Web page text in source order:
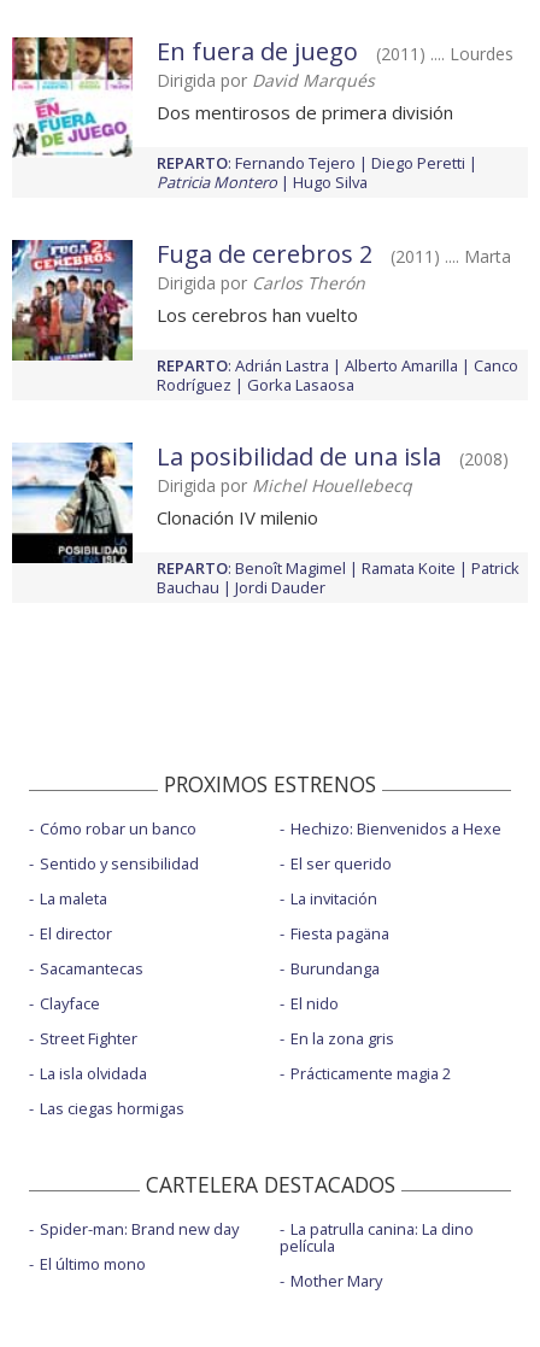
En fuera de juego
(2011) .... Lourdes
Dirigida por David Marqués
Dos mentirosos de primera división
REPARTO: Fernando Tejero
Diego Peretti
Patricia Montero
Hugo Silva
Fuga de cerebros 2
(2011) .... Marta
Dirigida por Carlos Therón
Los cerebros han vuelto
REPARTO: Adrián Lastra Alberto Amarilla
Canco
Rodríguez
Gorka Lasaosa
La posibilidad de una isla
(2008)
Dirigida por Michel Houellebecq
Clonación IV milenio
REPARTO: Benoît Magimel Ramata Koite
Patrick
Bauchau
Jordi Dauder
PROXIMOS ESTRENOS
Cómo robar un banco
Sentido y sensibilidad
La maleta
El director
Sacamantecas
Clayface
Street Fighter
La isla olvidada
Las ciegas hormigas
Hechizo: Bienvenidos a Hexe
El ser querido
La invitación
Fiesta pagäna
Burundanga
El nido
En la zona gris
Prácticamente magia 2
CARTELERA DESTACADOS
Spider-man: Brand new day
El último mono
La patrulla canina: La dino
película
Mother Mary